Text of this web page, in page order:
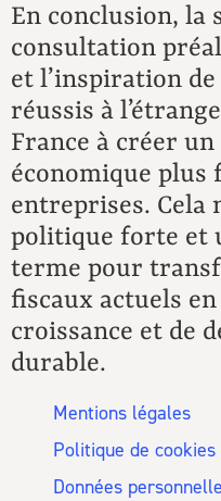
En conclusion, la
consultation
et l’inspiration
réussis à
France à créer
économique plus
entreprises. Cela
politique forte et
terme pour
fiscaux actuels
croissance et de
durable.
Mentions légales
Politique de cookies
Données